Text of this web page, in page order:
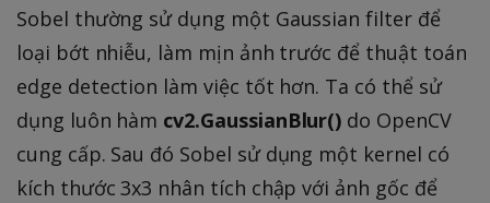
Sobel thường sử dụng một Gaussian filter để
loại bớt nhiễu, làm mịn ảnh trước để thuật toán
edge detection làm việc tốt hơn. Ta có thể sử
dụng luôn hàm cv2.GaussianBlur() do OpenCV
cung cấp. Sau đó Sobel sử dụng một kernel có
kích thước 3x3 nhân tích chập với ảnh gốc để